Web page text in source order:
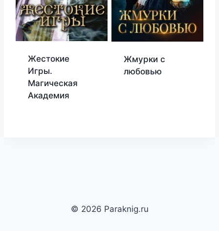
Жестокие
Игры.
Магическая
Академия
Жмурки с
любовью
© 2026 Paraknig.ru